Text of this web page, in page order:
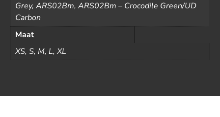
Grey, ARS02Bm, ARS02Bm – Crocodile Green/UD
Carbon
Maat
XS, S, M, L, XL